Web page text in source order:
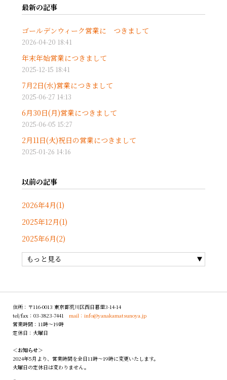
最新の記事
ゴールデンウィーク営業に つきまして
2026-04-20 18:41
年末年始営業につきまして
2025-12-15 18:41
7月2日(水)営業につきまして
2025-06-27 14:13
6月30日(月)営業につきまして
2025-06-05 15:27
2月11日(火)祝日の営業につきまして
2025-01-26 14:16
以前の記事
2026年4月(1)
2025年12月(1)
2025年6月(2)
もっと見る
住所：〒116-0013 東京都荒川区西日暮里3-14-14
tel/fax：03-3823-7441 mail：info@yanakamatsunoya.jp
営業時間：11時〜19時
定休日：火曜日
＜お知らせ＞
2024年5月より、営業時間を全日11時～19時に変更いたします。
火曜日の定休日は変わりません。